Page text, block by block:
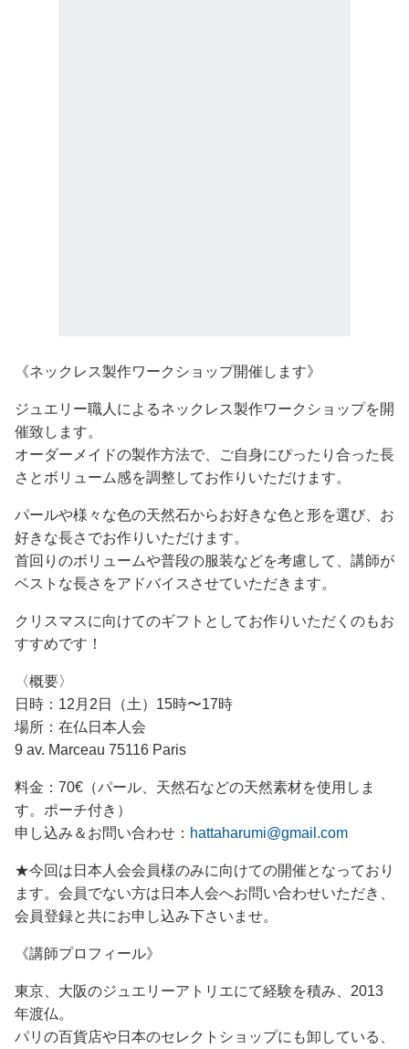
《ネックレス製作ワークショップ開催します》
ジュエリー職人によるネックレス製作ワークショップを開
催致します。
オーダーメイドの製作方法で、ご自身にぴったり合った長
さとボリューム感を調整してお作りいただけます。
パールや様々な色の天然石からお好きな色と形を選び、お
好きな長さでお作りいただけます。
首回りのボリュームや普段の服装などを考慮して、講師が
ベストな長さをアドバイスさせていただきます。
クリスマスに向けてのギフトとしてお作りいただくのもお
すすめです！
〈概要〉
日時：12月2日（土）15時〜17時
場所：在仏日本人会
9 av. Marceau 75116 Paris
料金：70€（パール、天然石などの天然素材を使用しま
す。ポーチ付き）
申し込み＆お問い合わせ： hattaharumi@gmail.com
★今回は日本人会会員様のみに向けての開催となっており
ます。会員でない方は日本人会へお問い合わせいただき、
会員登録と共にお申し込み下さいませ。
《講師プロフィール》
東京、大阪のジュエリーアトリエにて経験を積み、2013
年渡仏。
パリの百貨店や日本のセレクトショップにも卸している、